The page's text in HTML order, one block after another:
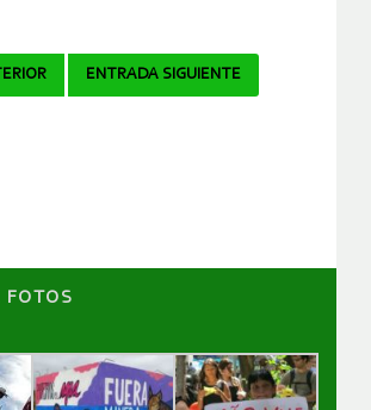
ENTRADA SIGUIENTE
FOTOS